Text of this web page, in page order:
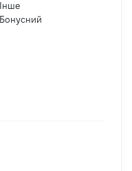
Інше
Бонусний